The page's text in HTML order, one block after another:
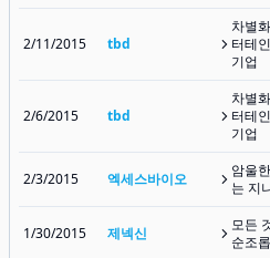
2/11/2015 tbd
차별
터테
기업
2/6/2015 tbd
차별
터테
기업
2/3/2015 엑세스바이오
암울
는 지
1/30/2015 제넥신
모든
순조